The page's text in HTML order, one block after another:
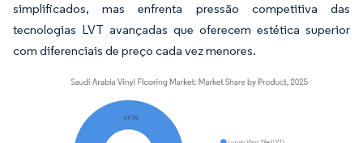
simplificados, mas enfrenta pressão competitiva das
tecnologias LVT avançadas que oferecem estética superior
com diferenciais de preço cada vez menores.